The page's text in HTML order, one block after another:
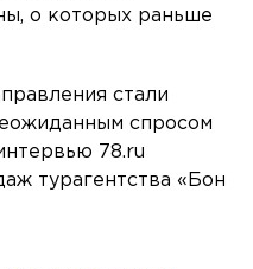
о которых раньше
стали
спросом
78.ru
турагентства «Бон